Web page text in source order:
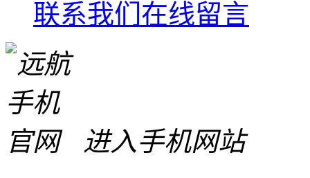
联系我们 在线留言
进入手机网站